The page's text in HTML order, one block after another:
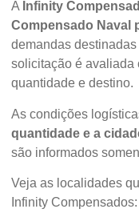
A Infinity
Compensado Naval
demandas
solicitação é avaliada
quantidade e destino.
As condições
quantidade e a
são informados
Veja as localidades
Infinity Compensados: